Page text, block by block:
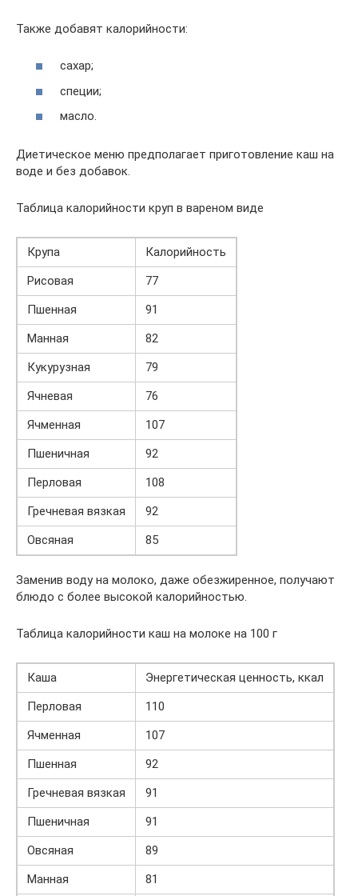
Также добавят калорийности:
сахар;
специи;
масло.
Диетическое меню предполагает приготовление каш на
воде и без добавок.
Таблица калорийности круп в вареном виде
Крупа
Калорийность
Рисовая
77
Пшенная
91
Манная
82
Кукурузная
79
Ячневая
76
Ячменная
107
Пшеничная
92
Перловая
108
Гречневая вязкая
92
Овсяная
85
Заменив воду на молоко, даже обезжиренное, получают
блюдо с более высокой калорийностью.
Таблица калорийности каш на молоке на 100 г
Каша
Энергетическая ценность, ккал
Перловая
110
Ячменная
107
Пшенная
92
Гречневая вязкая
91
Пшеничная
91
Овсяная
89
Манная
81